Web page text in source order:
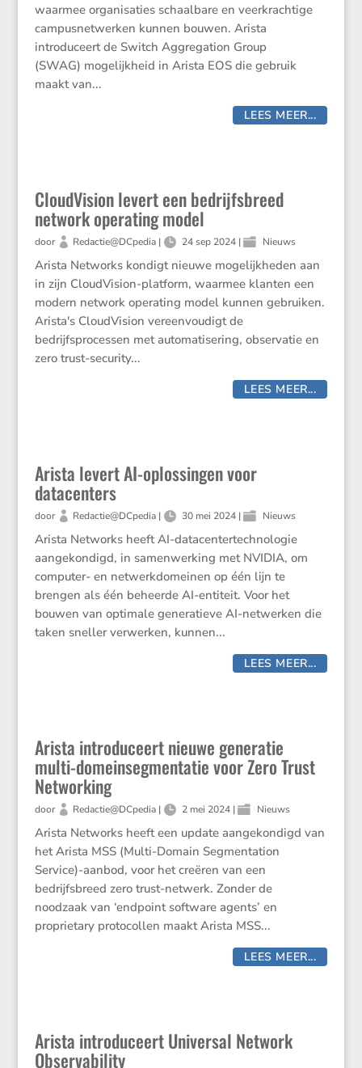
waarmee organisaties schaalbare en veerkrachtige
campusnetwerken kunnen bouwen. Arista
introduceert de Switch Aggregation Group
(SWAG) mogelijkheid in Arista EOS die gebruik
maakt van...
LEES MEER...
CloudVision levert een bedrijfsbreed
network operating model
door Redactie@DCpedia| 24 sep 2024 | Nieuws
Arista Networks kondigt nieuwe mogelijkheden aan
in zijn CloudVision-platform, waarmee klanten een
modern network operating model kunnen gebruiken.
Arista's CloudVision vereenvoudigt de
bedrijfsprocessen met automatisering, observatie en
zero trust-security...
LEES MEER...
Arista levert AI-oplossingen voor
datacenters
door Redactie@DCpedia| 30 mei 2024 | Nieuws
Arista Networks heeft AI-datacentertechnologie
aangekondigd, in samenwerking met NVIDIA, om
computer- en netwerkdomeinen op één lijn te
brengen als één beheerde AI-entiteit. Voor het
bouwen van optimale generatieve AI-netwerken die
taken sneller verwerken, kunnen...
LEES MEER...
Arista introduceert nieuwe generatie
multi-domeinsegmentatie voor Zero Trust
Networking
door Redactie@DCpedia| 2 mei 2024 | Nieuws
Arista Networks heeft een update aangekondigd van
het Arista MSS (Multi-Domain Segmentation
Service)-aanbod, voor het creëren van een
bedrijfsbreed zero trust-netwerk. Zonder de
noodzaak van ‘endpoint software agents’ en
proprietary protocollen maakt Arista MSS...
LEES MEER...
Arista introduceert Universal Network
Observability